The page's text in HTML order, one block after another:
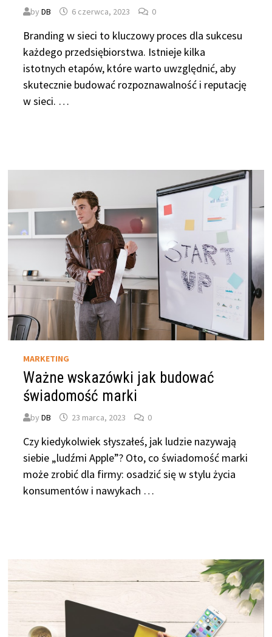
byDB 6 czerwca, 2023 0
Branding w sieci to kluczowy proces dla sukcesu
każdego przedsiębiorstwa. Istnieje kilka
istotnych etapów, które warto uwzględnić, aby
skutecznie budować rozpoznawalność i reputację
w sieci. …
MARKETING
Ważne wskazówki jak budować
świadomość marki
byDB 23 marca, 2023 0
Czy kiedykolwiek słyszałeś, jak ludzie nazywają
siebie „ludźmi Apple”? Oto, co świadomość marki
może zrobić dla firmy: osadzić się w stylu życia
konsumentów i nawykach …